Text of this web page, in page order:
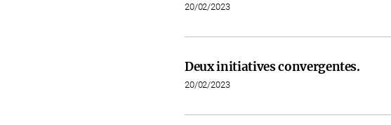
20/02/2023
Deux initiatives convergentes.
20/02/2023